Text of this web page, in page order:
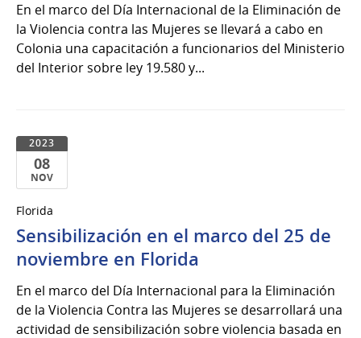
En el marco del Día Internacional de la Eliminación de
la Violencia contra las Mujeres se llevará a cabo en
Colonia una capacitación a funcionarios del Ministerio
del Interior sobre ley 19.580 y...
2023
08
NOV
de
Nov
del
Florida
Sensibilización en el marco del 25 de
noviembre en Florida
En el marco del Día Internacional para la Eliminación
de la Violencia Contra las Mujeres se desarrollará una
actividad de sensibilización sobre violencia basada en